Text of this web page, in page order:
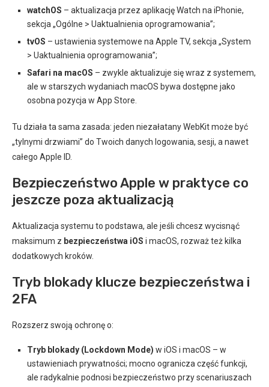
watchOS – aktualizacja przez aplikację Watch na iPhonie,
sekcja „Ogólne > Uaktualnienia oprogramowania”;
tvOS – ustawienia systemowe na Apple TV, sekcja „System
> Uaktualnienia oprogramowania”;
Safari na macOS – zwykle aktualizuje się wraz z systemem,
ale w starszych wydaniach macOS bywa dostępne jako
osobna pozycja w App Store.
Tu działa ta sama zasada: jeden niezałatany WebKit może być
„tylnymi drzwiami” do Twoich danych logowania, sesji, a nawet
całego Apple ID.
Bezpieczeństwo Apple w praktyce co
jeszcze poza aktualizacją
Aktualizacja systemu to podstawa, ale jeśli chcesz wycisnąć
maksimum z bezpieczeństwa iOS i macOS, rozważ też kilka
dodatkowych kroków.
Tryb blokady klucze bezpieczeństwa i
2FA
Rozszerz swoją ochronę o:
Tryb blokady (Lockdown Mode) w iOS i macOS – w
ustawieniach prywatności; mocno ogranicza część funkcji,
ale radykalnie podnosi bezpieczeństwo przy scenariuszach